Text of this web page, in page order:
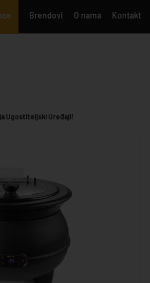
Brendovi O nama Kontakt
Ugostiteljski Uređaji!